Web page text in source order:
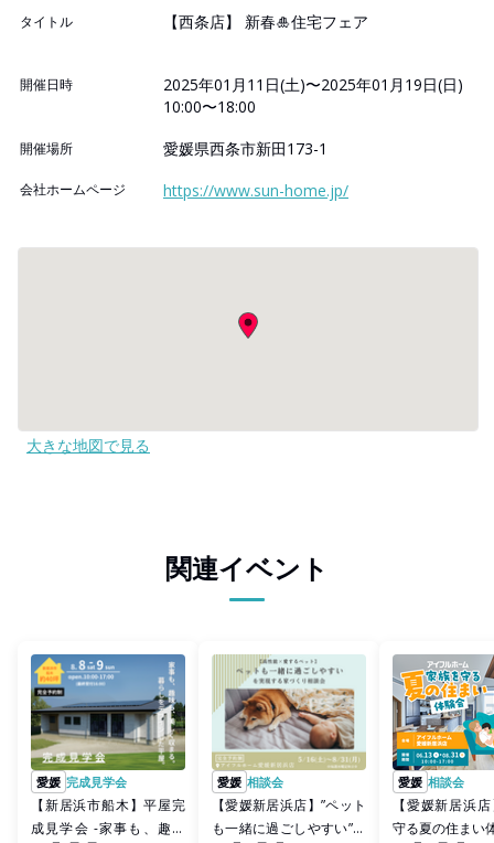
タイトル 【西条店】 新春🎍住宅フェア
開催日時
2025年01月11日(土)〜2025年01月19日(日)
10:00〜18:00
開催場所 愛媛県西条市新田173-1
会社ホームページ https://www.sun-home.jp/
大きな地図で見る
関連イベント
愛媛 完成見学会
【新居浜市船木】平屋完
成見学会 -家事も、趣味
愛媛 相談会
【愛媛新居浜店】”ペット
も一緒に過ごしやすい”を
愛媛 相談会
【愛媛新居浜
守る夏の住まい